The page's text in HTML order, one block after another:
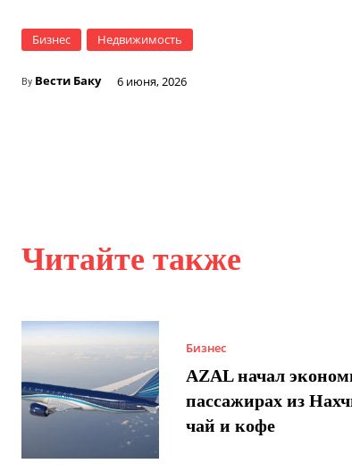
Бизнес Недвижимость
By Вести Баку 6 июня, 2026
Читайте также
Бизнес
AZAL начал
пассажирах из
чай и кофе